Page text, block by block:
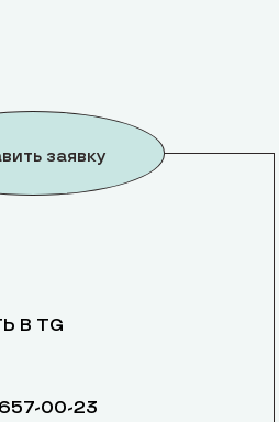
заявку
В TG
00-23